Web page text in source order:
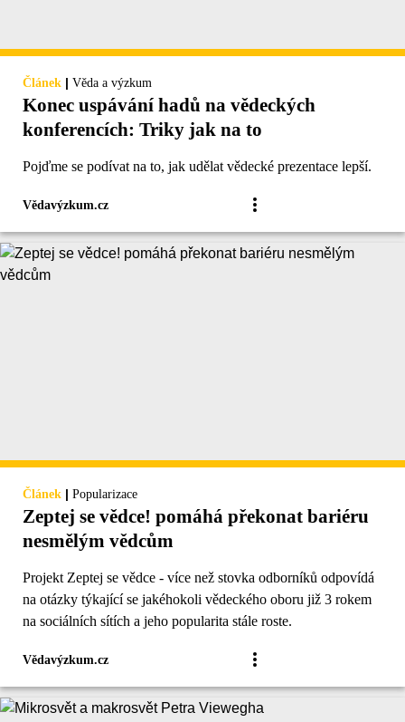
Článek | Věda a výzkum
Konec uspávání hadů na vědeckých
konferencích: Triky jak na to
Pojďme se podívat na to, jak udělat vědecké prezentace lepší.
Vědavýzkum.cz
Článek | Popularizace
Zeptej se vědce! pomáhá překonat bariéru
nesmělým vědcům
Projekt Zeptej se vědce - více než stovka odborníků odpovídá
na otázky týkající se jakéhokoli vědeckého oboru již 3 rokem
na sociálních sítích a jeho popularita stále roste.
Vědavýzkum.cz